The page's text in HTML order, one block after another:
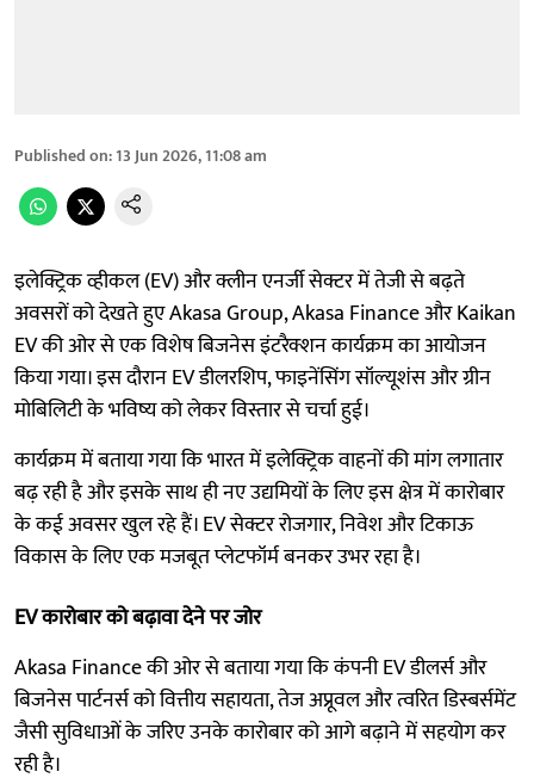
Published on:13 Jun 2026, 11:08 am
इलेक्ट्रिक व्हीकल (EV) और क्लीन एनर्जी सेक्टर में तेजी से बढ़ते
अवसरों को देखते हुए Akasa Group, Akasa Finance और Kaikan
EV की ओर से एक विशेष बिजनेस इंटरैक्शन कार्यक्रम का आयोजन
किया गया। इस दौरान EV डीलरशिप, फाइनेंसिंग सॉल्यूशंस और ग्रीन
मोबिलिटी के भविष्य को लेकर विस्तार से चर्चा हुई।
कार्यक्रम में बताया गया कि भारत में इलेक्ट्रिक वाहनों की मांग लगातार
बढ़ रही है और इसके साथ ही नए उद्यमियों के लिए इस क्षेत्र में कारोबार
के कई अवसर खुल रहे हैं। EV सेक्टर रोजगार, निवेश और टिकाऊ
विकास के लिए एक मजबूत प्लेटफॉर्म बनकर उभर रहा है।
EV कारोबार को बढ़ावा देने पर जोर
Akasa Finance की ओर से बताया गया कि कंपनी EV डीलर्स और
बिजनेस पार्टनर्स को वित्तीय सहायता, तेज अप्रूवल और त्वरित डिस्बर्समेंट
जैसी सुविधाओं के जरिए उनके कारोबार को आगे बढ़ाने में सहयोग कर
रही है।